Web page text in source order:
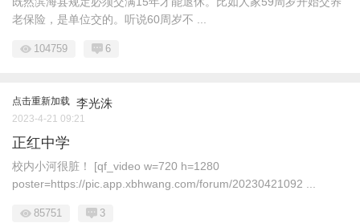
老保险，是单位交的。听说60周岁不 ...
104759 6
点击重新加载 李光洙
2023-4-21 09:21
正红中学
校内小河很脏！ [qf_video w=720 h=1280
poster=https://pic.app.xbhwang.com/forum/20230421092 ...
85751 3